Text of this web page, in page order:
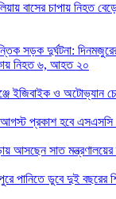
বাসের চাপায় নিহত
সড়ক দুর্ঘটনা:
নিহত ৬, আহত ২০
ইজিবাইক ও অটোভ্যান
প্রকাশ হবে এসএসসি
আসছেন সাত মন্ত্রণালয়ের
পানিতে ডুবে দুই বছরের